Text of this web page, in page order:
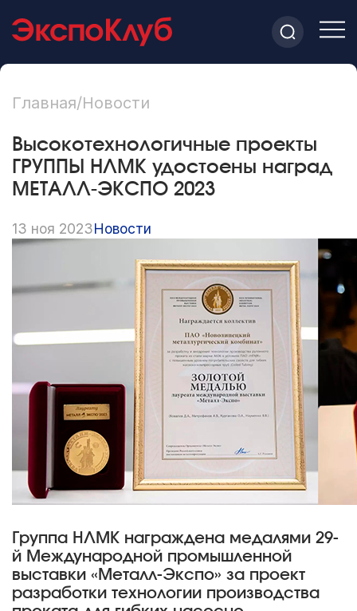
Главная/Новости
Высокотехнологичные проекты
ГРУППЫ НЛМК удостоены наград
МЕТАЛЛ-ЭКСПО 2023
13 ноя 2023Новости
Группа НЛМК награждена медалями 29-
й Международной промышленной
выставки «Металл-Экспо» за проект
разработки технологии производства